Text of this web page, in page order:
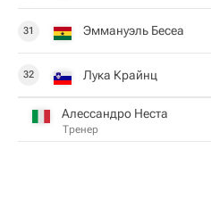
31 Эммануэль Бесеа
32 Лука Крайнц
Алессандро Неста
Тренер